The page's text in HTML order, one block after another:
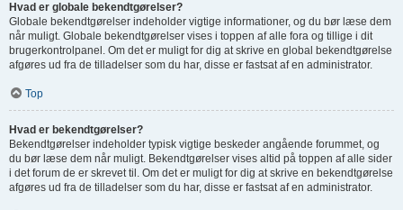
Hvad er globale bekendtgørelser?
Globale bekendtgørelser indeholder vigtige informationer, og du bør læse dem
når muligt. Globale bekendtgørelser vises i toppen af alle fora og tillige i dit
brugerkontrolpanel. Om det er muligt for dig at skrive en global bekendtgørelse
afgøres ud fra de tilladelser som du har, disse er fastsat af en administrator.
Top
Hvad er bekendtgørelser?
Bekendtgørelser indeholder typisk vigtige beskeder angående forummet, og
du bør læse dem når muligt. Bekendtgørelser vises altid på toppen af alle sider
i det forum de er skrevet til. Om det er muligt for dig at skrive en bekendtgørelse
afgøres ud fra de tilladelser som du har, disse er fastsat af en administrator.